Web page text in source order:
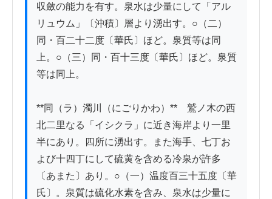
収斂の能力を有す。泉水は少量にして「アル
リュウム」〔沖積〕層より湧出す。○（二）
同・百二十二度〔華氏〕ほど。泉質等は同
上。○（三）同・百十三度〔華氏〕ほど。泉質
等は同上。
**同（ラ）濁川（にごりかわ）**　鷲ノ木の西
北二里なる「イシクラ」に近き海岸より一里
半にあり。四所に湧出す。また海手、七丁お
よび十四丁にして硫黄を含める冷泉が許多
〔あまた〕あり。○（一）温度百三十五度〔華
氏〕。泉質は硫化水素を含み、泉水は少量に